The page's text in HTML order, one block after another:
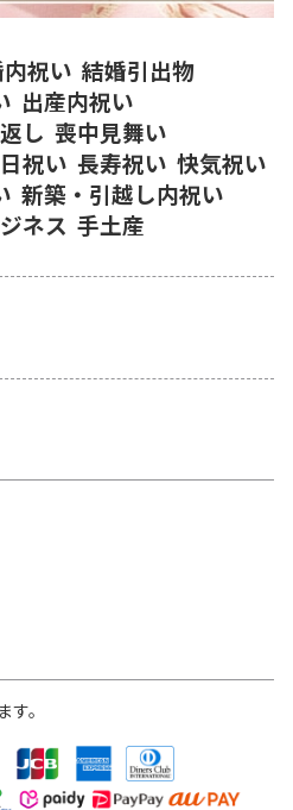
祝い 結婚引出物
出産内祝い
し 喪中見舞い
祝い 長寿祝い 快気祝い
新築・引越し内祝い
ネス 手土産
。